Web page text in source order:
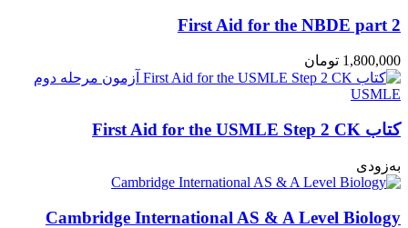
First Aid for the NBDE part 2
1,800,000 تومان
کتاب First Aid for the USMLE Step 2 CK
به‌زودی
Cambridge International AS & A Level Biology